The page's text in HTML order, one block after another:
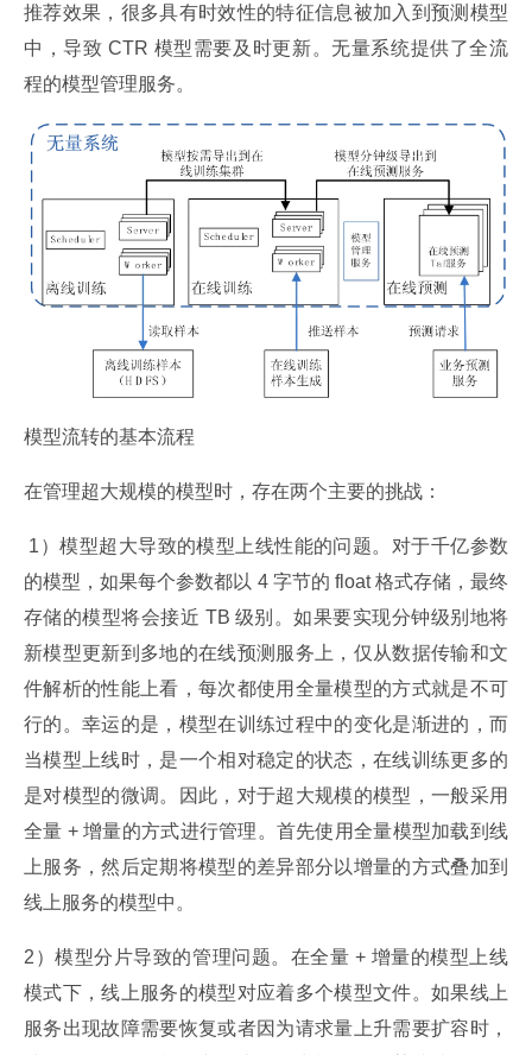
推荐效果，很多具有时效性的特征信息被加入到预测模型
中，导致 CTR 模型需要及时更新。无量系统提供了全流
程的模型管理服务。
模型流转的基本流程
在管理超大规模的模型时，存在两个主要的挑战：
的模型，如果每个参数都以 4 字节的 float 格式存储，最终
存储的模型将会接近 TB 级别。如果要实现分钟级别地将
新模型更新到多地的在线预测服务上，仅从数据传输和文
件解析的性能上看，每次都使用全量模型的方式就是不可
行的。幸运的是，模型在训练过程中的变化是渐进的，而
当模型上线时，是一个相对稳定的状态，在线训练更多的
是对模型的微调。因此，对于超大规模的模型，一般采用
全量 + 增量的方式进行管理。首先使用全量模型加载到线
上服务，然后定期将模型的差异部分以增量的方式叠加到
线上服务的模型中。
2）模型分片导致的管理问题。在全量 + 增量的模型上线
模式下，线上服务的模型对应着多个模型文件。如果线上
服务出现故障需要恢复或者因为请求量上升需要扩容时，